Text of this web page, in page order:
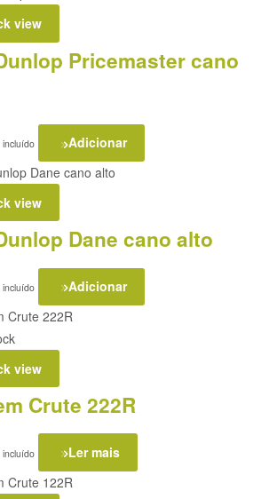
view
Pricemaster cano
incluído Adicionar
view
Dane cano alto
incluído Adicionar
view
Crute 222R
incluído Ler mais